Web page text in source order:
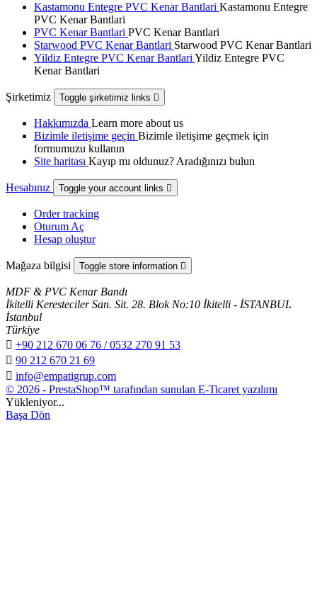
Kastamonu Entegre PVC Kenar Bantlari Kastamonu Entegre
PVC Kenar Bantlari
PVC Kenar Bantlari PVC Kenar Bantlari
Starwood PVC Kenar Bantlari Starwood PVC Kenar Bantlari
Yildiz Entegre PVC Kenar Bantlari Yildiz Entegre PVC
Kenar Bantlari
Şirketimiz Toggle şirketimiz links 
Hakkımızda Learn more about us
Bizimle iletişime geçin Bizimle iletişime geçmek için
formumuzu kullanın
Site haritası Kayıp mı oldunuz? Aradığınızı bulun
Hesabınız Toggle your account links 
Order tracking
Oturum Aç
Hesap oluştur
Mağaza bilgisi Toggle store information 
MDF & PVC Kenar Bandı
İkitelli Keresteciler San. Sit. 28. Blok No:10 İkitelli - İSTANBUL
İstanbul
Türkiye
 +90 212 670 06 76 / 0532 270 91 53
 90 212 670 21 69
 info@empatigrup.com
© 2026 - PrestaShop™ tarafından sunulan E-Ticaret yazılımı
Yükleniyor...
Başa Dön